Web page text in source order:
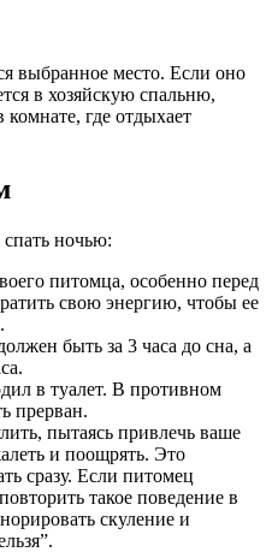
выбранное место. Если оно
в хозяйскую спальню,
где отдыхает
ночью:
питомца, особенно перед
свою энергию, чтобы ее
быть за 3 часа до сна, а
в туалет. В противном
прерван.
пытаясь привлечь ваше
и поощрять. Это
сразу. Если питомец
такое поведение в
скуление и